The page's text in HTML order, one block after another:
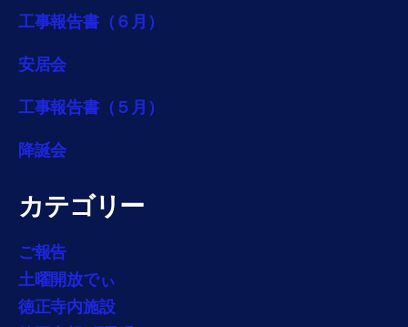
工事報告書（６月）
安居会
工事報告書（５月）
降誕会
カテゴリー
ご報告
土曜開放でぃ
徳正寺内施設